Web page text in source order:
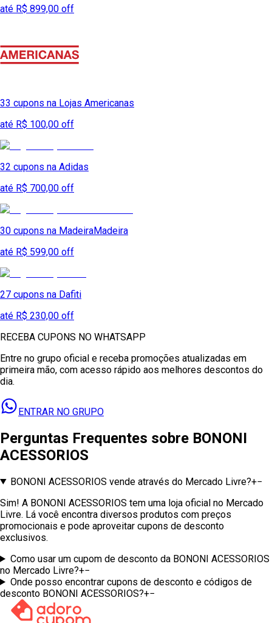
até R$ 899,00 off
33 cupons na Lojas Americanas
até R$ 100,00 off
32 cupons na Adidas
até R$ 700,00 off
30 cupons na MadeiraMadeira
até R$ 599,00 off
27 cupons na Dafiti
até R$ 230,00 off
RECEBA CUPONS NO WHATSAPP
Entre no grupo oficial e receba promoções atualizadas em
primeira mão, com acesso rápido aos melhores descontos do
dia.
ENTRAR NO GRUPO
Perguntas Frequentes sobre BONONI
ACESSORIOS
BONONI ACESSORIOS vende através do Mercado Livre?+−
Sim! A BONONI ACESSORIOS tem uma loja oficial no Mercado
Livre. Lá você encontra diversos produtos com preços
promocionais e pode aproveitar cupons de desconto
exclusivos.
Como usar um cupom de desconto da BONONI ACESSORIOS
no Mercado Livre?+−
Onde posso encontrar cupons de desconto e códigos de
desconto BONONI ACESSORIOS?+−